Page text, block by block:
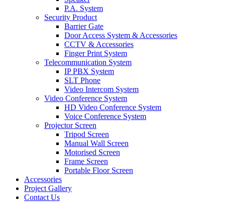
P.A. System
Security Product
Barrier Gate
Door Access System & Accessories
CCTV & Accessories
Finger Print System
Telecommunication System
IP PBX System
SLT Phone
Video Intercom System
Video Conference System
HD Video Conference System
Voice Conference System
Projector Screen
Tripod Screen
Manual Wall Screen
Motorised Screen
Frame Screen
Portable Floor Screen
Accessories
Project Gallery
Contact Us